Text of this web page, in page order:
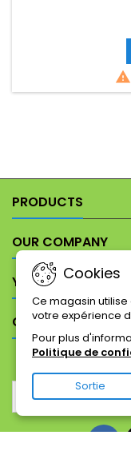

PRODUCTS
OUR COMPANY
YOUR ACCOUNT
CONTACT
Cookies
Ce magasin
votre expérience
Pour plus
Politique de
Sortie